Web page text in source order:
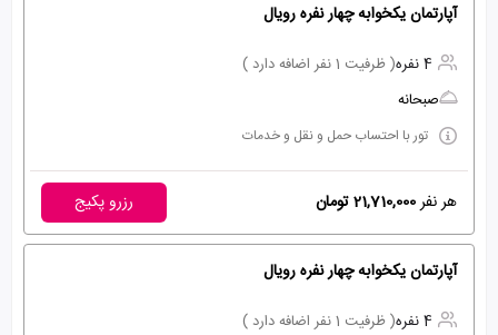
آپارتمان یکخوابه چهار نفره رویال
4 نفره
( ظرفیت 1 نفر اضافه دارد )
صبحانه
تور با احتساب حمل و نقل و خدمات
هر نفر21,710,000 تومان رزرو پکیج
آپارتمان یکخوابه چهار نفره رویال
4 نفره
( ظرفیت 1 نفر اضافه دارد )